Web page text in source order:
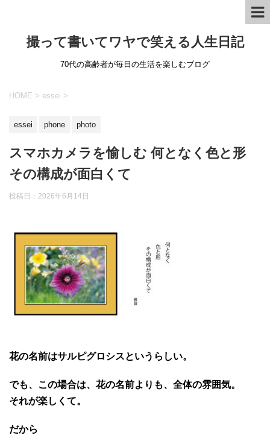
撮って書いてワヤで笑える人生日記
70代の高齢者が毎日の生活を楽しむブログ
HOME > essei >
essei phone photo
スマホカメラを愉しむ 何となく色と形
その構成が面白くて
投稿日： 2026年6月14日
花の名前はサルピグロシスというらしい。
でも、この場合は、花の名前よりも、全体の雰囲気。
それが楽しくて。
だから